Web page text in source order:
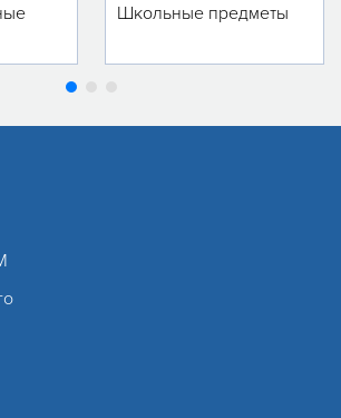
Школьные предметы